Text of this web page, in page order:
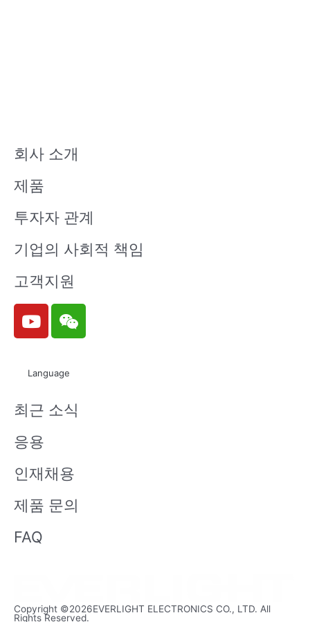
회사 소개
제품
투자자 관계
기업의 사회적 책임
고객지원
Y
o
u
e
W
e
i
n
Language
최근 소식
응용
인재채용
제품 문의
FAQ
Copyright ©2026EVERLIGHT ELECTRONICS CO., LTD. All
Rights Reserved.